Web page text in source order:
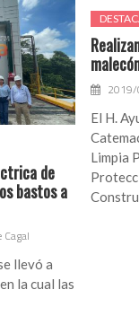
de
bastos a
llevó a
la cual las
El H.
Limpia